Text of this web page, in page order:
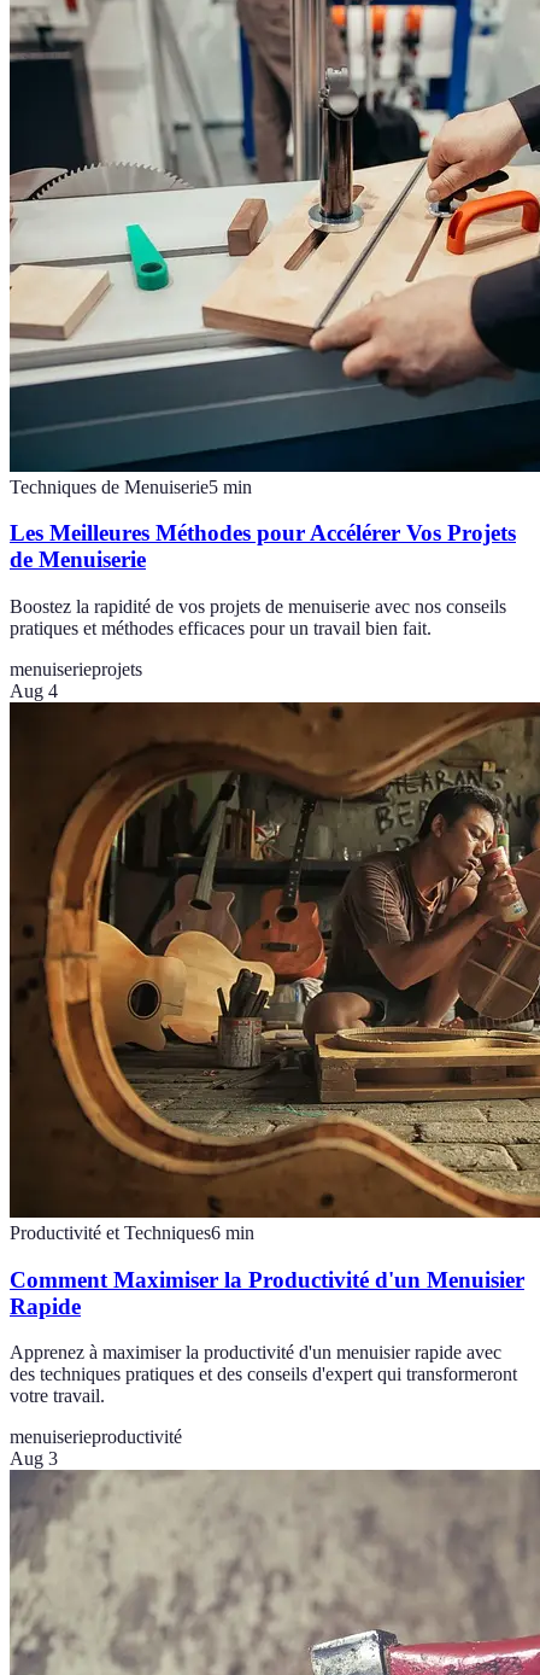
Techniques de Menuiserie5 min
Les Meilleures Méthodes pour Accélérer Vos Projets
de Menuiserie
Boostez la rapidité de vos projets de menuiserie avec nos conseils
pratiques et méthodes efficaces pour un travail bien fait.
menuiserieprojets
Aug 4
Productivité et Techniques6 min
Comment Maximiser la Productivité d'un Menuisier
Rapide
Apprenez à maximiser la productivité d'un menuisier rapide avec
des techniques pratiques et des conseils d'expert qui transformeront
votre travail.
menuiserieproductivité
Aug 3